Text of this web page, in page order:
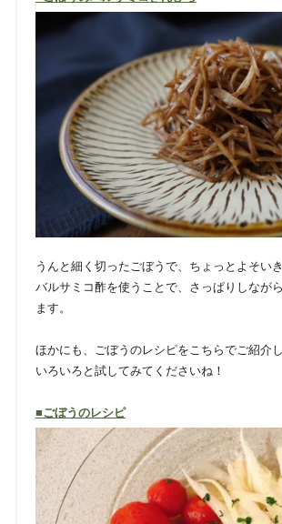
うんと細く切ったごぼうで、ちょっとよそい
バルサミコ酢を使うことで、さっぱりしなが
ます。
ほかにも、ごぼうのレシピをこちらでご紹介し
いろいろと試してみてくださいね！
■ごぼうのレシピ